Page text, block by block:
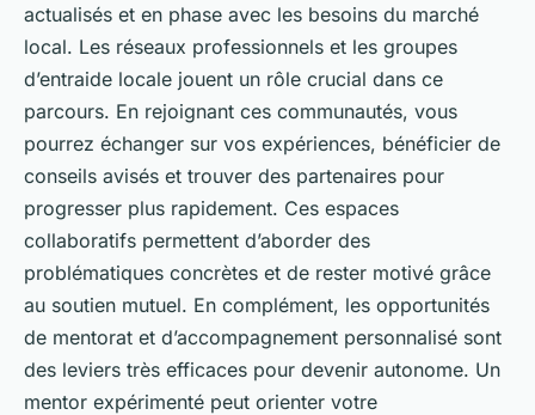
actualisés et en phase avec les besoins du marché
local. Les réseaux professionnels et les groupes
d’entraide locale jouent un rôle crucial dans ce
parcours. En rejoignant ces communautés, vous
pourrez échanger sur vos expériences, bénéficier de
conseils avisés et trouver des partenaires pour
progresser plus rapidement. Ces espaces
collaboratifs permettent d’aborder des
problématiques concrètes et de rester motivé grâce
au soutien mutuel. En complément, les opportunités
de mentorat et d’accompagnement personnalisé sont
des leviers très efficaces pour devenir autonome. Un
mentor expérimenté peut orienter votre